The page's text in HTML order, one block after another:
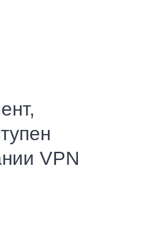
VPN